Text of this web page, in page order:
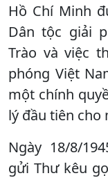
Hồ Chí Minh
Dân tộc giải
Trào và việc
phóng Việt
một chính
lý đầu tiên cho
Ngày 18/8/
gửi Thư kêu